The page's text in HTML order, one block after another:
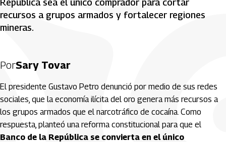
República sea el único comprador para cortar
recursos a grupos armados y fortalecer regiones
mineras.
PorSary Tovar
El presidente Gustavo Petro denunció por medio de sus redes
sociales, que la economía ilícita del oro genera más recursos a
los grupos armados que el narcotráfico de cocaína. Como
respuesta, planteó una reforma constitucional para que el
Banco de la República se convierta en el único